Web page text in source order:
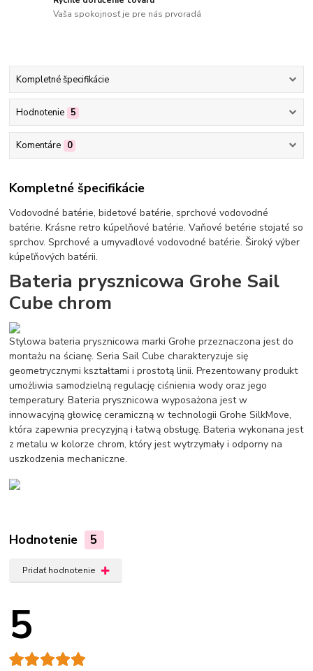
Vaša spokojnosť je pre nás prvoradá
Kompletné špecifikácie
Hodnotenie 5
Komentáre 0
Kompletné špecifikácie
Vodovodné batérie, bidetové batérie, sprchové vodovodné
batérie. Krásne retro kúpelňové batérie. Vaňové betérie stojaté so
sprchov. Sprchové a umyvadlové vodovodné batérie. Široký výber
kúpeľňových batérii.
Bateria prysznicowa Grohe Sail
Cube chrom
Stylowa bateria prysznicowa marki Grohe przeznaczona jest do
montażu na ścianę. Seria Sail Cube charakteryzuje się
geometrycznymi kształtami i prostotą linii. Prezentowany produkt
umożliwia samodzielną regulację ciśnienia wody oraz jego
temperatury. Bateria prysznicowa wyposażona jest w
innowacyjną głowicę ceramiczną w technologii Grohe SilkMove,
która zapewnia precyzyjną i łatwą obsługę. Bateria wykonana jest
z metalu w kolorze chrom, który jest wytrzymały i odporny na
uszkodzenia mechaniczne.
Hodnotenie 5
Pridať hodnotenie
5